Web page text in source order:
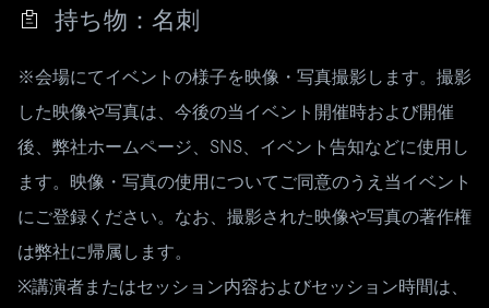
持ち物：名刺
※会場にてイベントの様子を映像・写真撮影します。撮影
した映像や写真は、今後の当イベント開催時および開催
後、弊社ホームページ、SNS、イベント告知などに使用し
ます。映像・写真の使用についてご同意のうえ当イベント
にご登録ください。なお、撮影された映像や写真の著作権
は弊社に帰属します。
※講演者またはセッション内容およびセッション時間は、